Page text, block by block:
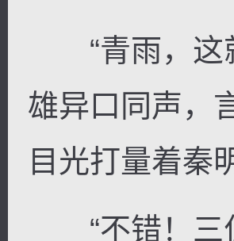
“青雨，这
雄异口同声，
目光打量着秦
“不错！三